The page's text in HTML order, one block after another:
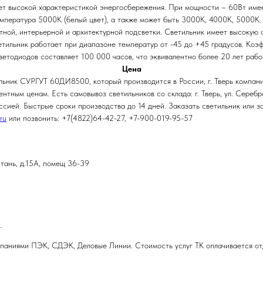
характеристикой энергосбережения. При мощности – 60Вт
5000К (белый цвет), а также может быть 3000К, 4000К,
интерьерной и архитектурной подсветки. Светильник имеет
работает при диапазоне температур от -45 до +45 градусов.
составляет 100 000 часов, что эквивалентно более 20 лет
Цена
СУРГУТ 60ДИ8500, который производится в России, г. Тверь
ценам. Есть самовывоз светильников со склада: г. Тверь, ул.
Быстрые сроки производства до 14 дней. Заказать светильник или
или позвонить: +7(4822)64-42-27, +7-900-019-95-57
д.15А, помещ 36-39
ПЭК, СДЭК, Деловые Линии. Стоимость услуг ТК оплачивается